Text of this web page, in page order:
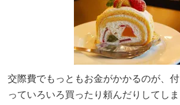
交際費でもっともお金がかかるのが、
っていろいろ買ったり頼んだりしてし